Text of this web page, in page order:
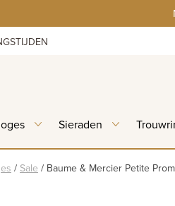
Sieraden
/ Sale / Baume & Mercier Petite